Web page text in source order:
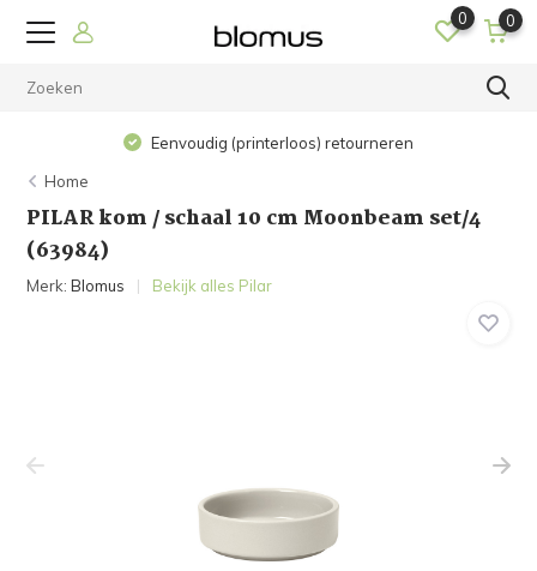
0 0
Eenvoudig (printerloos) retourneren
Home
PILAR kom / schaal 10 cm Moonbeam set/4
(63984)
Merk:Blomus Bekijk alles Pilar